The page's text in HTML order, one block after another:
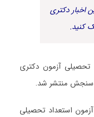
اخبار دکتری
کنید.
تحصیلی آزمون دکتری
استعداد تحصیلی